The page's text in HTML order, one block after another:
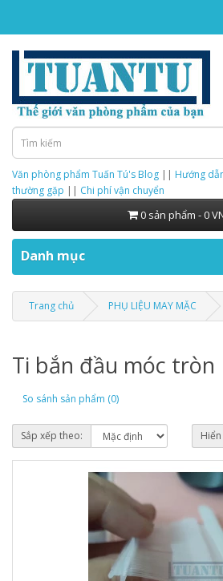
Văn phòng phẩm Tuấn Tú's Blog || Hướng
thường gặp || Chi phí vận chuyển
0 sản phẩm - 0
Danh mục
Trang chủ PHỤ LIỆU MAY MẶC
Ti bắn đầu móc tròn
So sánh sản phẩm (0)
Sắp xếp theo: